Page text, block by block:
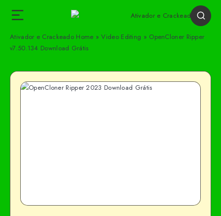
Ativador e Crackeado Home »Video Editing » OpenCloner Ripper
v7.50.134 Download Grátis